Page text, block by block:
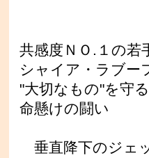
共感度ＮＯ.１の若
シャイア・ラブー
"大切なもの"を守
命懸けの闘い
垂直降下のジェ